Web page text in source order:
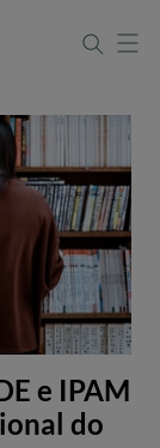
e IPAM
do